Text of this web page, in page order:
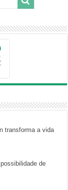
transforma a vida
de